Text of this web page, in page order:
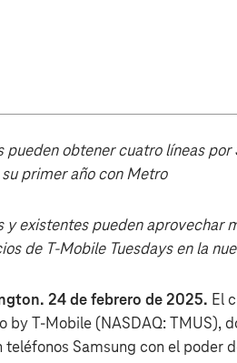
pueden obtener cuatro líneas
primer año con Metro
y existentes pueden aprovechar
de T‑Mobile Tuesdays en la
24 de febrero de 2025. El
by T‑Mobile (NASDAQ: TMUS),
teléfonos Samsung con el poder